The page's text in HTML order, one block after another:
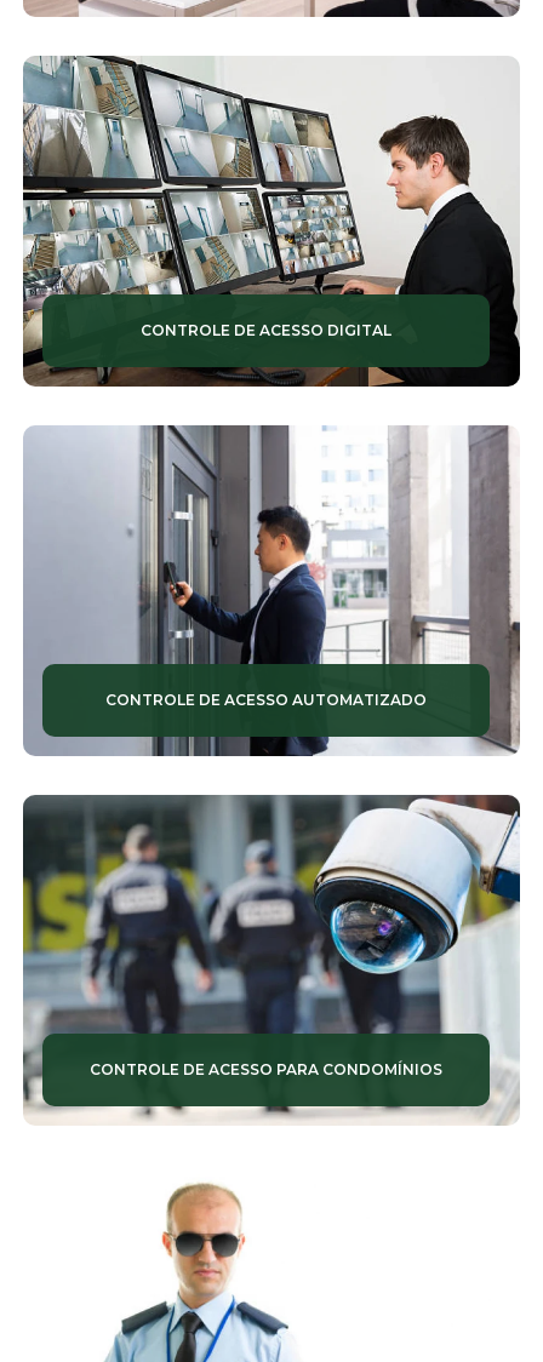
VIGILÂNCIA
ZELADORIA
CONTROLE DE ACESSO DIGITAL
CONTROLE DE ACESSO AUTOMATIZADO
CONTROLE DE ACESSO PARA CONDOMÍNIOS